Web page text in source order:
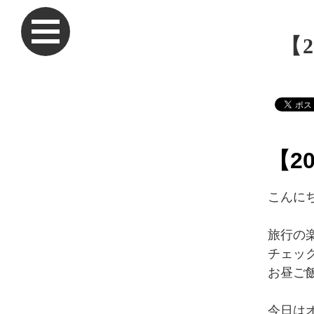
【
こんに
旅行の
チェッ
お昼ご
今日は